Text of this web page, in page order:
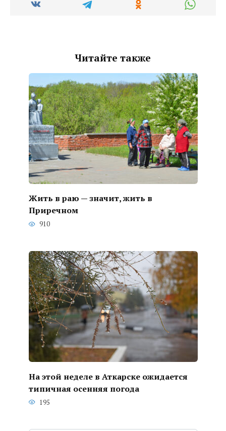
Читайте также
Жить в раю — значит, жить в
Приречном
910
На этой неделе в Аткарске ожидается
типичная осенняя погода
195